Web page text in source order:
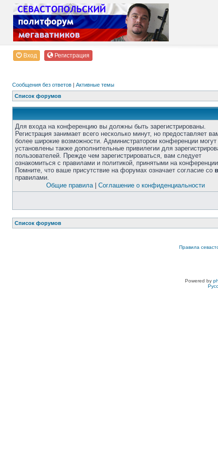
Вход Регистрация
Сообщения без ответов | Активные темы
Список форумов
Для входа на конференцию вы должны быть зарегистрированы.
Регистрация занимает всего несколько минут, но предоставляет
более широкие возможности. Администратором конференции
установлены также дополнительные привилегии для
пользователей. Прежде чем зарегистрироваться, вам следует
ознакомиться с правилами и политикой, принятыми на
Помните, что ваше присутствие на форумах означает согласие со
правилами.
Общие правила| Соглашение о конфиденциальности
Список форумов
Правила
Powered by